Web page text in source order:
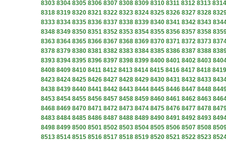
8303 8304 8305 8306 8307 8308 8309 8310 8311 8312 8313 8314
8318 8319 8320 8321 8322 8323 8324 8325 8326 8327 8328
8333 8334 8335 8336 8337 8338 8339 8340 8341 8342 8343
8348 8349 8350 8351 8352 8353 8354 8355 8356 8357 8358
8363 8364 8365 8366 8367 8368 8369 8370 8371 8372 8373
8378 8379 8380 8381 8382 8383 8384 8385 8386 8387 8388
8393 8394 8395 8396 8397 8398 8399 8400 8401 8402 8403
8408 8409 8410 8411 8412 8413 8414 8415 8416 8417 8418 8419
8423 8424 8425 8426 8427 8428 8429 8430 8431 8432 8433
8438 8439 8440 8441 8442 8443 8444 8445 8446 8447 8448
8453 8454 8455 8456 8457 8458 8459 8460 8461 8462 8463
8468 8469 8470 8471 8472 8473 8474 8475 8476 8477 8478
8483 8484 8485 8486 8487 8488 8489 8490 8491 8492 8493
8498 8499 8500 8501 8502 8503 8504 8505 8506 8507 8508
8513 8514 8515 8516 8517 8518 8519 8520 8521 8522 8523